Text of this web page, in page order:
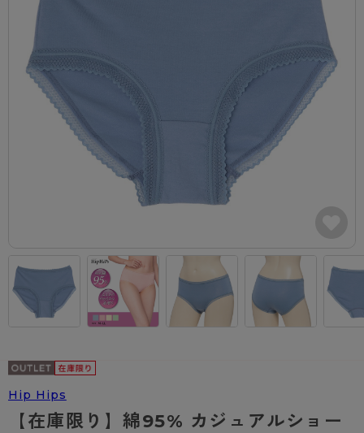
WOMEN
カテゴリから探す
レッグウェア
ストッキング
- 無地ストッキング
- 柄ストッキング
- 着圧ストッキング
- パンティ部レスストッキング
タイツ
- 柄タイツ
- ひざ下丈タイツ
インナーウェア
ブラジャー
- ノンワイヤーブラ
- ブラトップ
ショーツ
- レギュラーショーツ
肌着・インナー
ライフスタイルウェア
ルームウェア・パジャマ
アクティブ・スポーツ
- スポーツブラ
雑貨・小物
レッグウエア
ソックス・靴下
クルー・レギュラー丈ソックス
スニーカー丈・くるぶし丈ソックス
インナーウエア
メンズパンツ
Tバック・ビキニ
肌着・インナー
ライフスタイルウェア
ルームウェア・パジャマ
レッグウエア
タイツ
ソックス・靴下
クルー・レギュラー丈ソックス
ハイソックス
スクールソックス
インナーウエア
ブラジャー
ノンワイヤーブラ
スポーツブラ
ショーツ
レギュラーショーツ
ブランドから探す
スゴスト
フェイクタイツ
hotto comfort
スクールタイム
商品選びのお手伝い
私に似合う、ストッキング選び
タイツの選び方
ご利用ガイド
はじめての方へ
よくある質問（FAQ）
配送方法について
Hip Hips
【在庫限り】綿95% カジュアルショー